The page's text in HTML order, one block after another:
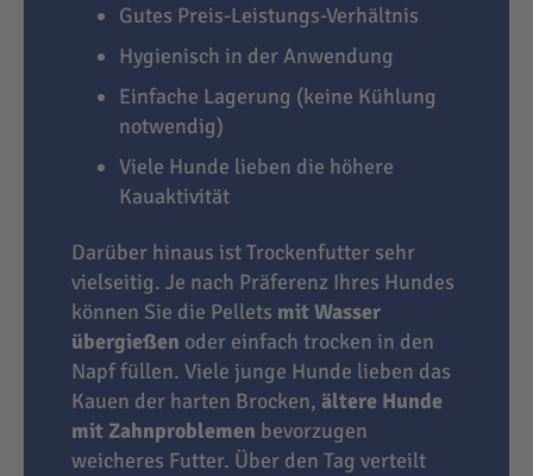
Gutes Preis-Leistungs-Verhältnis
Hygienisch in der Anwendung
Einfache Lagerung (keine Kühlung
notwendig)
Viele Hunde lieben die höhere
Kauaktivität
Darüber hinaus ist Trockenfutter sehr
vielseitig. Je nach Präferenz Ihres Hundes
können Sie die Pellets mit Wasser
übergießen oder einfach trocken in den
Napf füllen. Viele junge Hunde lieben das
Kauen der harten Brocken, ältere Hunde
mit Zahnproblemen bevorzugen
weicheres Futter. Über den Tag verteilt